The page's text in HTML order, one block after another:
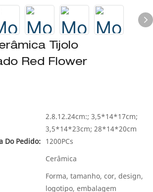
Tijolo
Red Flower
2.8.12.24cm:; 3,5*14*17cm;
3,5*14*23cm; 28*14*20cm
Do Pedido: 1200PCs
Cerâmica
Forma, tamanho, cor, design,
logotipo, embalagem